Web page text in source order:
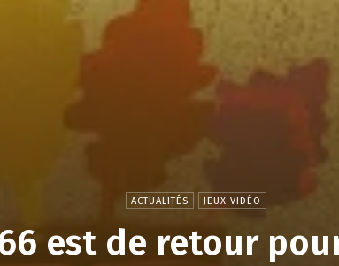
ACTUALITÉS JEUX VIDÉO
est de retour